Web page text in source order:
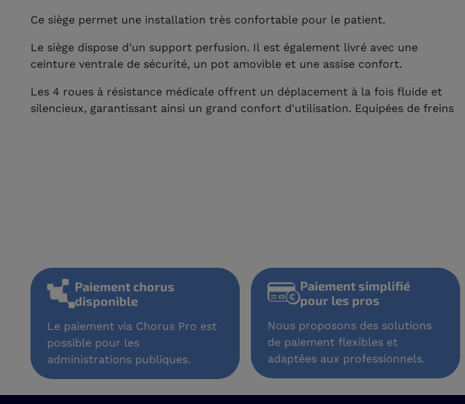
Ce siège permet une installation très confortable pour le patient.
Le siège dispose d'un support perfusion. Il est également livré avec une
ceinture ventrale de sécurité, un pot amovible et une assise confort.
Les 4 roues à résistance médicale offrent un déplacement à la fois fluide et
silencieux, garantissant ainsi un grand confort d'utilisation. Equipées de freins
Paiement chorus
disponible
Le paiement via Chorus Pro est
possible pour les
administrations publiques.
Paiement simplifié
pour les pros
Nous proposons des solutions
de paiement flexibles et
adaptées aux professionnels.